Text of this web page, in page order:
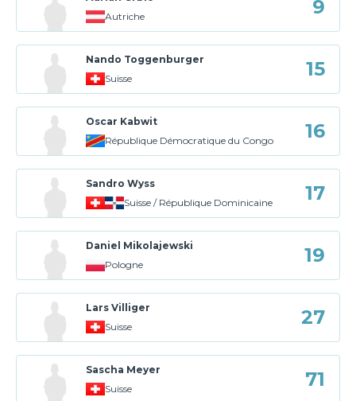
Autriche
9
Nando Toggenburger
Suisse
15
Oscar Kabwit
République Démocratique du Congo
16
Sandro Wyss
Suisse / République Dominicaine
17
Daniel Mikolajewski
Pologne
19
Lars Villiger
Suisse
27
Sascha Meyer
Suisse
71